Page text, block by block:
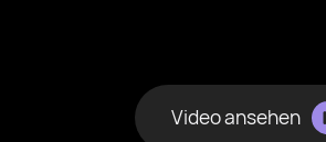
Video ansehen